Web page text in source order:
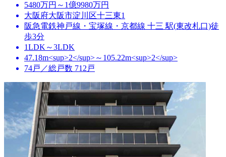
5480万円～1億9980万円
大阪府大阪市淀川区十三東1
阪急電鉄神戸線・宝塚線・京都線 十三 駅(東改札口)徒
歩3分
1LDK～3LDK
47.18m<sup>2</sup>～105.22m<sup>2</sup>
74戸／総戸数 712戸